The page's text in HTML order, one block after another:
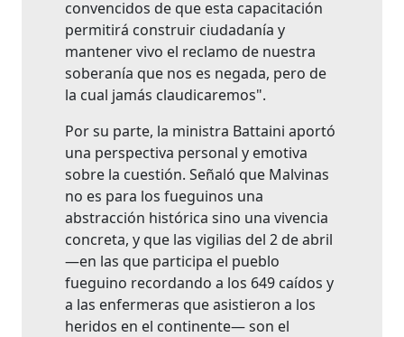
convencidos de que esta capacitación
permitirá construir ciudadanía y
mantener vivo el reclamo de nuestra
soberanía que nos es negada, pero de
la cual jamás claudicaremos".
Por su parte, la ministra Battaini aportó
una perspectiva personal y emotiva
sobre la cuestión. Señaló que Malvinas
no es para los fueguinos una
abstracción histórica sino una vivencia
concreta, y que las vigilias del 2 de abril
—en las que participa el pueblo
fueguino recordando a los 649 caídos y
a las enfermeras que asistieron a los
heridos en el continente— son el